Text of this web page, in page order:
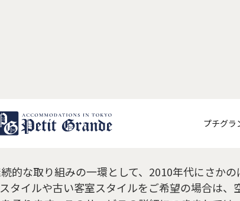
プチグラ
ト変更/設計支援とは
的な取り組みの一環として、2010年代にさか
タイルや古い客室スタイルをご希望の場合は、